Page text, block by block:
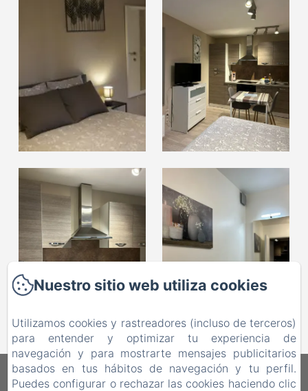
Les Petits Nids De Nina
Nuestro sitio web utiliza cookies
Utilizamos cookies y rastreadores (incluso de terceros)
para entender y optimizar tu experiencia de
navegación y para mostrarte mensajes publicitarios
basados en tus hábitos de navegación y tu perfil.
Puedes configurar o rechazar las cookies haciendo clic